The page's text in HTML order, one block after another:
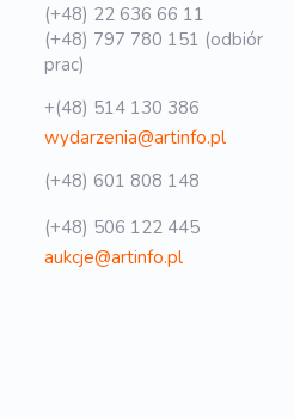
(+48) 22 636 66 11
(+48) 797 780 151 (odbiór
prac)
+(48) 514 130 386
wydarzenia@artinfo.pl
(+48) 601 808 148
(+48) 506 122 445
aukcje@artinfo.pl